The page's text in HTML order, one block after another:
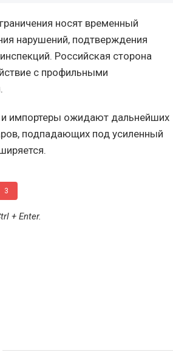
носят временный
нарушений, подтверждения
Российская сторона
с профильными
импортеры ожидают дальнейших
подпадающих под усиленный
3
+ Enter.